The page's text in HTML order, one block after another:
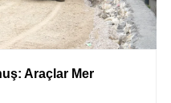
Araçlar Mer